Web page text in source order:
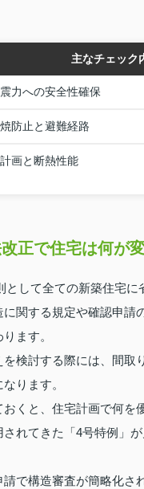
主なチェック
力への安全性確保
防止と避難経路
画と断熱性能
正で住宅は何が
として全ての新築住宅に
関する規定や確認申
ます。
検討する際には、間
ります。
くと、住宅計画で何を
れてきた「4号特例」
で構造審査が簡略化